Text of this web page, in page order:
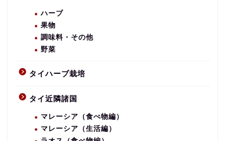
ハーブ
果物
調味料・その他
野菜
タイハーブ栽培
タイ近隣諸国
マレーシア（食べ物編）
マレーシア（生活編）